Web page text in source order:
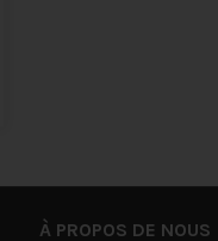
À PROPOS DE NOUS